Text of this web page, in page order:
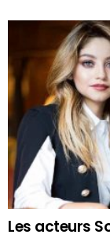
Les acteurs